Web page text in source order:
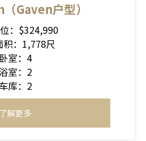
Gaven户型）
：$324,990
积：1,778尺
卧室：4
室：2
车库：2
了解更多